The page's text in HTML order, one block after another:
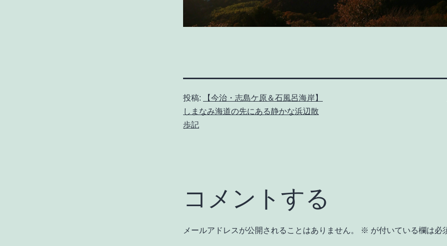
投稿:
【今治・志島ケ原＆石風呂海岸】
しまなみ海道の先にある静かな浜辺散
歩記
コメントする
メールアドレスが公開されることはありません。 ※ が付いている欄は必